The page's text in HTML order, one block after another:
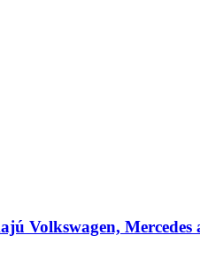
Volkswagen, Mercedes